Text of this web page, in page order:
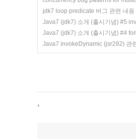
jdk7 loop predicate 버그 관련 내용
Java7 (jdk7) 소개 (출시기념) #5
Java7 (jdk7) 소개 (출시기념) #4
Java7 invokeDynamic (jsr292) 관
,